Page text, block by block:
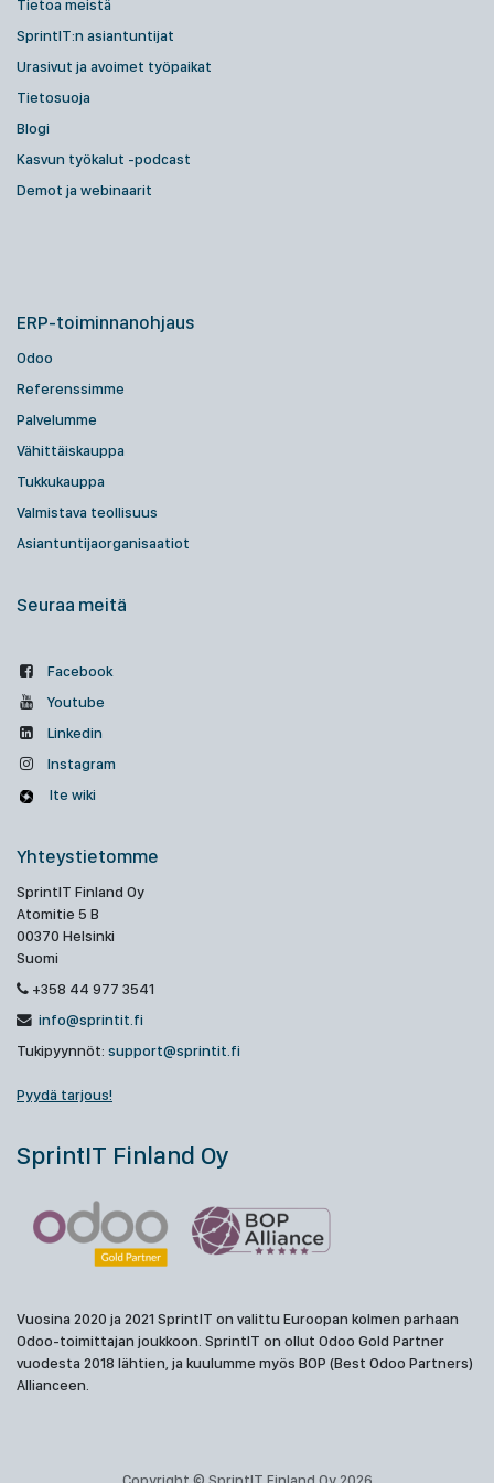
Tietoa meistä
SprintIT:n asiantuntijat
Urasivut ja avoimet työpaikat
Tietosuoja
Blogi
Kasvun työkalut -podcast
Demot ja webinaarit
ERP-toiminnanohjaus
Odoo
Referenssimme
Palvelumme
Vähittäiskauppa
Tukkukauppa
Valmistava teollisuus
Asiantuntijaorganisaatiot
Seuraa meitä
Facebook
Youtube
Linkedin
Instagram
Ite wiki
Yhteystietomme
SprintIT Finland Oy
Atomitie 5 B
00370 Helsinki
Suomi
+358 44 977 3541
info@sprintit.fi
Tukipyynnöt: support@sprintit.fi
Pyydä tarjous!
SprintIT Finland Oy
Vuosina 2020 ja 2021 SprintIT on valittu Euroopan kolmen parhaan
Odoo-toimittajan joukkoon. SprintIT on ollut Odoo Gold Partner
vuodesta 2018 lähtien, ja kuulumme myös BOP (Best Odoo Partners)
Allianceen.
Copyright © SprintIT Finland Oy 2026